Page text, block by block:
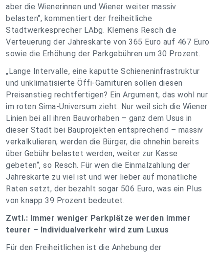
aber die Wienerinnen und Wiener weiter massiv
belasten“, kommentiert der freiheitliche
Stadtwerkesprecher LAbg. Klemens Resch die
Verteuerung der Jahreskarte von 365 Euro auf 467 Euro
sowie die Erhöhung der Parkgebühren um 30 Prozent.
„Lange Intervalle, eine kaputte Schieneninfrastruktur
und unklimatisierte Öffi-Garnituren sollen diesen
Preisanstieg rechtfertigen? Ein Argument, das wohl nur
im roten Sima-Universum zieht. Nur weil sich die Wiener
Linien bei all ihren Bauvorhaben – ganz dem Usus in
dieser Stadt bei Bauprojekten entsprechend – massiv
verkalkulieren, werden die Bürger, die ohnehin bereits
über Gebühr belastet werden, weiter zur Kasse
gebeten“, so Resch. Für wen die Einmalzahlung der
Jahreskarte zu viel ist und wer lieber auf monatliche
Raten setzt, der bezahlt sogar 506 Euro, was ein Plus
von knapp 39 Prozent bedeutet.
Zwtl.: Immer weniger Parkplätze werden immer
teurer – Individualverkehr wird zum Luxus
Für den Freiheitlichen ist die Anhebung der